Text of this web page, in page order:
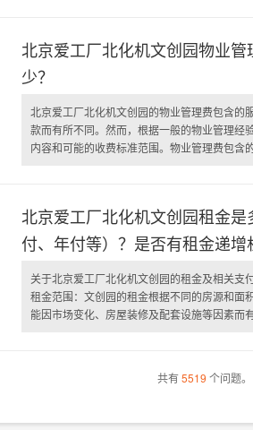
北京爱工厂北化机文创园物业
少？
北京爱工厂北化机文创园的物业管理费包含的
款而有所不同。然而，根据一般的物业管理经
内容和可能的收费标准范围。物业管理费包含
北京爱工厂北化机文创园租金
付、年付等）？是否有租金递
关于北京爱工厂北化机文创园的租金及相关支
租金范围：文创园的租金根据不同的房源和面
能因市场变化、房屋装修及配套设施等因素而
共有5519 个问题。